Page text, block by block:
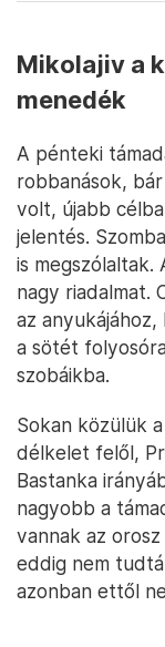
Mikolajiv a
menedék
A pénteki
robbanások,
volt, újabb
jelentés.
is megszólaltak.
nagy riadalmat.
az
a sötét
szobáikba.
Sokan közülük
délkelet felől,
Bastanka
nagyobb a
vannak az
eddig nem
azonban ettől